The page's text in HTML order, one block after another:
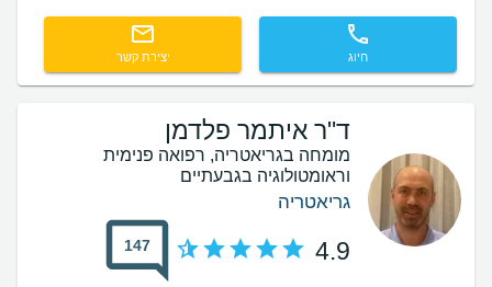
חיוג יצירת קשר
ד"ר איתמר פלדמן
מומחה בגריאטריה, רפואה פנימית
וראומטולוגיה בגבעתיים
גריאטריה
4.9
147